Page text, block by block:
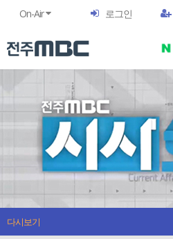
On-Air 로그인
다시보기